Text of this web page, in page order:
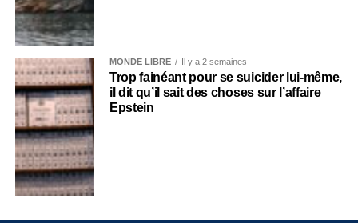
MONDE LIBRE Il y a 2 semaines
Trop fainéant pour se suicider lui-même,
il dit qu’il sait des choses sur l’affaire
Epstein